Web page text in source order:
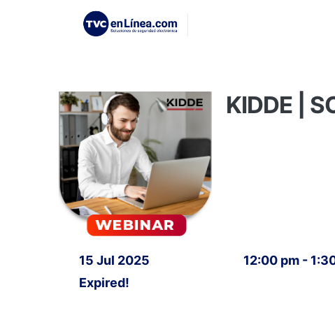
KIDDE |
15 Jul 2025
Expired!
12:00 pm -